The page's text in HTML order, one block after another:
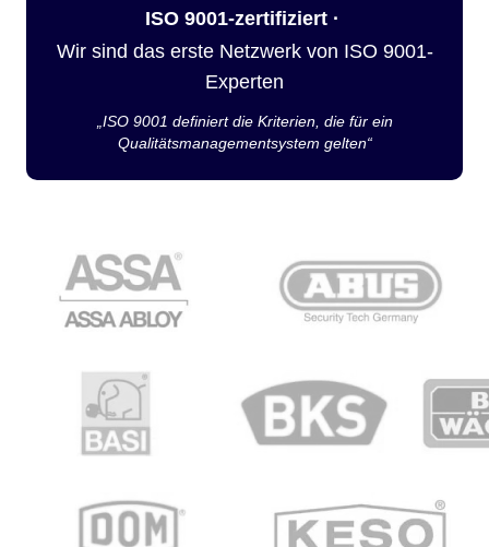
ISO 9001-zertifiziert ·
Wir sind das erste Netzwerk von ISO 9001-
Experten
„ISO 9001 definiert die Kriterien, die für ein
Qualitätsmanagementsystem gelten“